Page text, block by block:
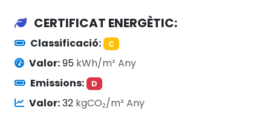
CERTIFICAT ENERGÈTIC:
Classificació: C
Valor:95 kWh/m² Any
Emissions:
D
Valor:32 kgCO₂/m² Any